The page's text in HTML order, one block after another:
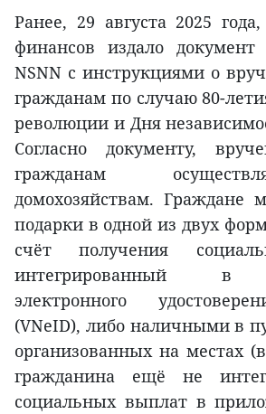
Ранее, 29 августа 2025
финансов издало
NSNN с инструкциями о
гражданам по случаю 80-
революции и Дня
Согласно документу,
гражданам
домохозяйствам. Граждане
подарки в одной из двух
счёт получения
интегрированный в
электронного
(VNeID), либо наличными в
организованных на местах
гражданина ещё не
социальных выплат в